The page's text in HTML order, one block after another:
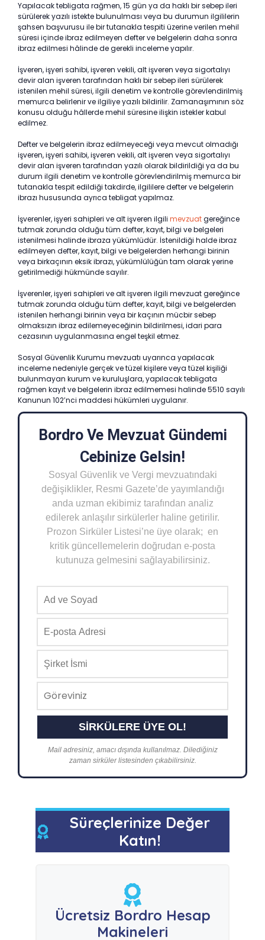
Yapılacak tebligata rağmen, 15 gün ya da haklı bir sebep ileri
sürülerek yazılı istekte bulunulması veya bu durumun ilgililerin
şahsen başvurusu ile bir tutanakla tespiti üzerine verilen mehil
süresi içinde ibraz edilmeyen defter ve belgelerin daha sonra
ibraz edilmesi hâlinde de gerekli inceleme yapılır.
İşveren, işyeri sahibi, işveren vekili, alt işveren veya sigortalıyı
devir alan işveren tarafından haklı bir sebep ileri sürülerek
istenilen mehil süresi, ilgili denetim ve kontrolle görevlendirilmiş
memurca belirlenir ve ilgiliye yazılı bildirilir. Zamanaşımının söz
konusu olduğu hâllerde mehil süresine ilişkin istekler kabul
edilmez.
Defter ve belgelerin ibraz edilmeyeceği veya mevcut olmadığı
işveren, işyeri sahibi, işveren vekili, alt işveren veya sigortalıyı
devir alan işveren tarafından yazılı olarak bildirildiği ya da bu
durum ilgili denetim ve kontrolle görevlendirilmiş memurca bir
tutanakla tespit edildiği takdirde, ilgililere defter ve belgelerin
ibrazı hususunda ayrıca tebligat yapılmaz.
İşverenler, işyeri sahipleri ve alt işveren ilgili mevzuatgereğince
tutmak zorunda olduğu tüm defter, kayıt, bilgi ve belgeleri
istenilmesi halinde ibraza yükümlüdür. İstenildiği halde ibraz
edilmeyen defter, kayıt, bilgi ve belgelerden herhangi birinin
veya birkaçının eksik ibrazı, yükümlülüğün tam olarak yerine
getirilmediği hükmünde sayılır.
İşverenler, işyeri sahipleri ve alt işveren ilgili mevzuat gereğince
tutmak zorunda olduğu tüm defter, kayıt, bilgi ve belgelerden
istenilen herhangi birinin veya bir kaçının mücbir sebep
olmaksızın ibraz edilemeyeceğinin bildirilmesi, idari para
cezasının uygulanmasına engel teşkil etmez.
Sosyal Güvenlik Kurumu mevzuatı uyarınca yapılacak
inceleme nedeniyle gerçek ve tüzel kişilere veya tüzel kişiliği
bulunmayan kurum ve kuruluşlara, yapılacak tebligata
rağmen kayıt ve belgelerin ibraz edilmemesi halinde 5510 sayılı
Kanunun 102’nci maddesi hükümleri uygulanır.
Bordro Ve Mevzuat Gündemi
Cebinize Gelsin!
Sosyal Güvenlik ve Vergi mevzuatındaki
değişiklikler, Resmi Gazete’de yayımlandığı
anda uzman ekibimiz tarafından analiz
edilerek anlaşılır sirkülerler haline getirilir.
Prozon Sirküler Listesi’ne üye olarak; en
kritik güncellemelerin doğrudan e-posta
kutunuza gelmesini sağlayabilirsiniz.
Mail adresiniz, amacı dışında kullanılmaz. Dilediğiniz
zaman sirküler listesinden çıkabilirsiniz.
Süreçlerinize Değer
Katın!
Ücretsiz Bordro Hesap
Makineleri